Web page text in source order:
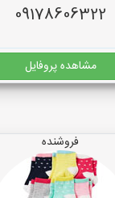
09178606322
مشاهده پروفایل
فروشنده